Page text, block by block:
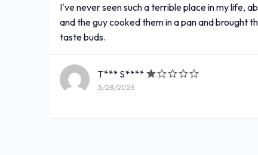
I've never seen such a terrible place in my life,
and the guy cooked them in a pan and brought
taste buds.
T*** S****
5/28/2026